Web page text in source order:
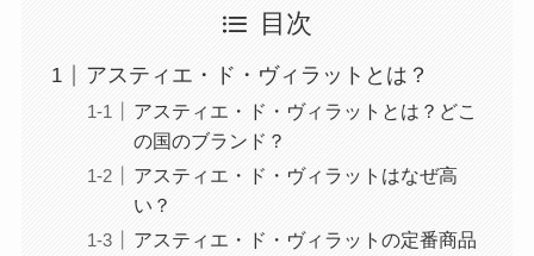
目次
アスティエ・ド・ヴィラットとは？
アスティエ・ド・ヴィラットとは？どこ
の国のブランド？
アスティエ・ド・ヴィラットはなぜ高
い？
アスティエ・ド・ヴィラットの定番商品